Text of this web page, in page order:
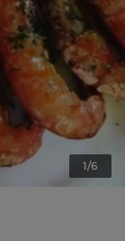
1/6